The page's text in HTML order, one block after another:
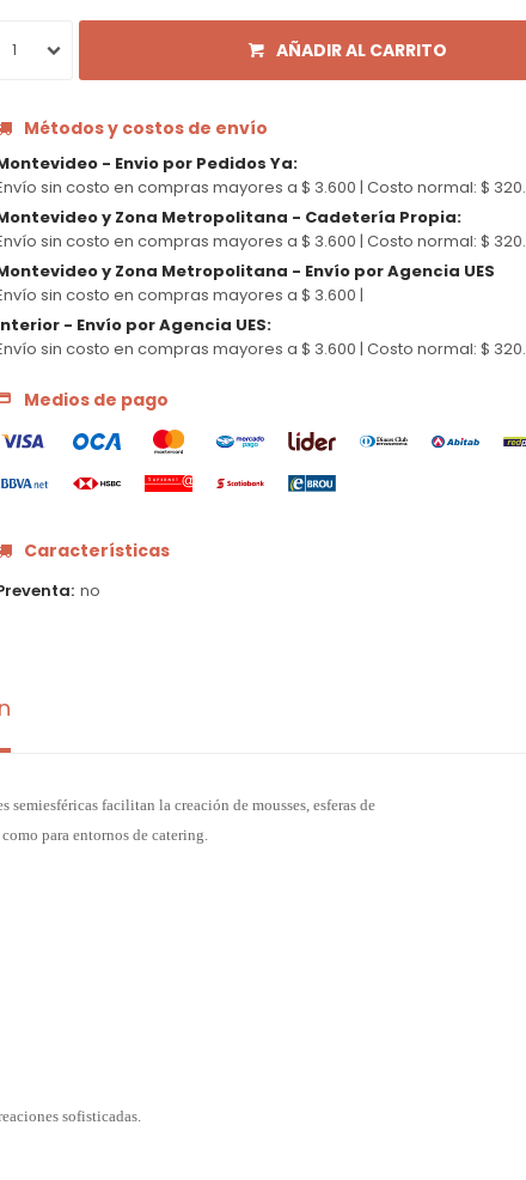
1 AÑADIR AL CARRITO
Métodos y costos de envío
- Envio por Pedidos Ya:
sin costo en compras mayores a $ 3.600 | Costo normal: $ 320.
y Zona Metropolitana - Cadetería Propia:
sin costo en compras mayores a $ 3.600 | Costo normal: $ 320.
y Zona Metropolitana - Envío por Agencia UES
sin costo en compras mayores a $ 3.600 |
- Envío por Agencia UES:
sin costo en compras mayores a $ 3.600 | Costo normal: $ 320.
Medios de pago
Características
no
facilitan la creación de mousses, esferas de
para entornos de catering.
sofisticadas.